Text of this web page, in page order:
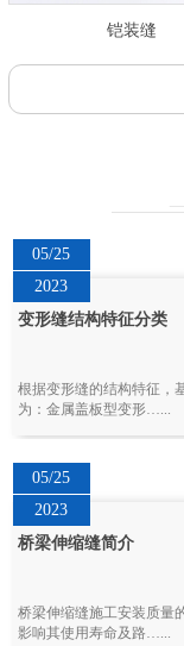
铠装缝
05/25
2023
变形缝结构特征分类
根据变形缝的结构特征，
为：金属盖板型变形…...
05/25
2023
桥梁伸缩缝简介
桥梁伸缩缝施工安装质量
影响其使用寿命及路…...